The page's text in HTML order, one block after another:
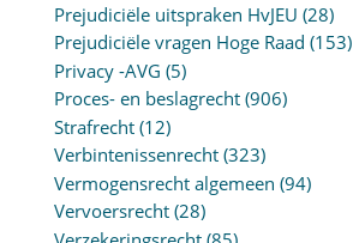
Prejudiciële uitspraken HvJEU (28)
Prejudiciële vragen Hoge Raad (153)
Privacy -AVG (5)
Proces- en beslagrecht(906)
Strafrecht(12)
Verbintenissenrecht(323)
Vermogensrecht algemeen (94)
Vervoersrecht(28)